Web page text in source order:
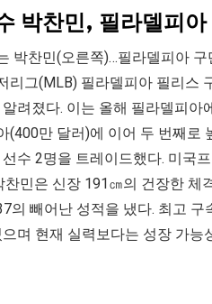
박찬민, 필라델피
박찬민(오른쪽)…필라델피아
리그(MLB) 필라델피아 필리스
려졌다. 이는 올해 필라델피
(400만 달러)에 이어 두 번째로
수 2명을 트레이드했다. 미국
찬민은 신장 191㎝의 건장한
의 빼어난 성적을 냈다. 최고
며 현재 실력보다는 성장 가능